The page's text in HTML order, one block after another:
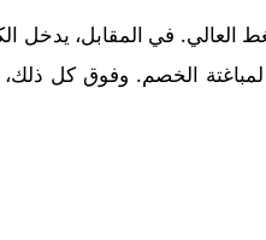
العالي. في المقابل، يدخل
الخصم. وفوق كل